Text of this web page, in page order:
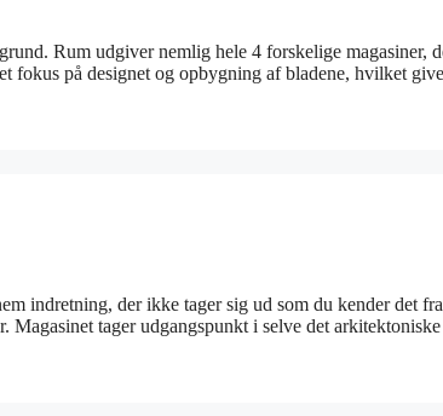
Rum udgiver nemlig hele 4 forskelige magasiner,
fokus på designet og opbygning af bladene, hvilket
indretning, der ikke tager sig ud som du kender det
tager udgangspunkt i selve det